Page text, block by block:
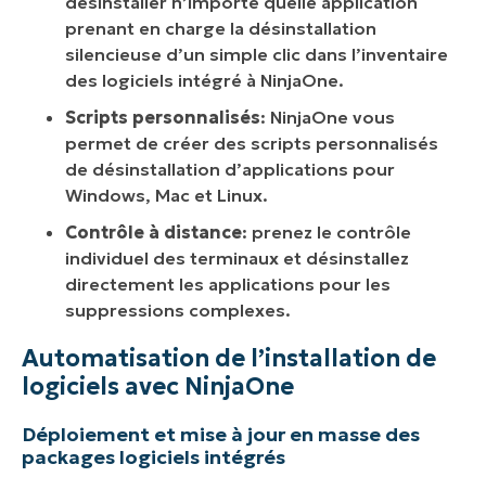
prenant en charge la désinstallation
silencieuse d’un simple clic dans l’inventaire
des logiciels intégré à NinjaOne.
Scripts personnalisés: NinjaOne vous
permet de créer des scripts personnalisés
de désinstallation d’applications pour
Windows, Mac et Linux.
Contrôle à distance: prenez le contrôle
individuel des terminaux et désinstallez
directement les applications pour les
suppressions complexes.
Automatisation de l’installation de
logiciels avec NinjaOne
Déploiement et mise à jour en masse des
packages logiciels intégrés